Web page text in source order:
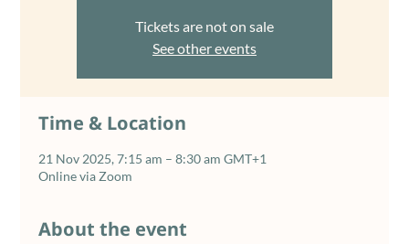
Tickets are not on sale
See other events
Time & Location
21 Nov 2025, 7:15 am – 8:30 am GMT+1
Online via Zoom
About the event